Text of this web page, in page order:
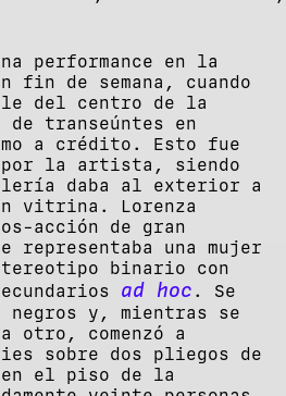
performance en la
fin de semana, cuando
del centro de la
transeúntes en
a crédito. Esto fue
por la artista, siendo
daba al exterior a
vitrina. Lorenza
acción de gran
representaba una mujer
binario con
ad hoc . Se
y, mientras se
otro, comenzó a
sobre dos pliegos de
en el piso de la